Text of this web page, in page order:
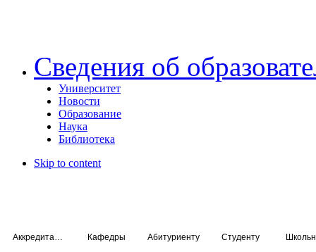
Сведения об
Университет
Новости
Образование
Наука
Библиотека
Skip to content
Кафедры Абитуриенту Студенту